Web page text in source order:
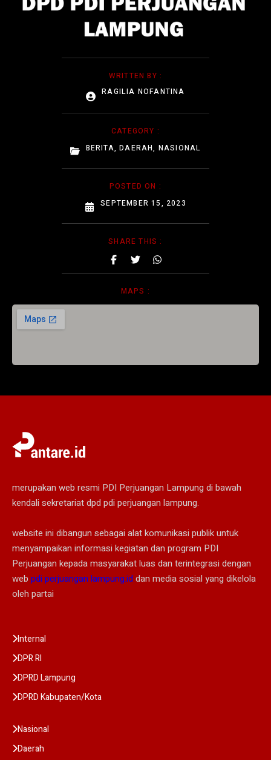
WRITTEN BY :
RAGILIA NOFANTINA
CATEGORY :
BERITA,DAERAH, NASIONAL
POSTED ON :
SEPTEMBER 15, 2023
SHARE THIS :
MAPS :
merupakan web resmi PDI Perjuangan Lampung di bawah
kendali sekretariat dpd pdi perjuangan lampung.
website ini dibangun sebagai alat komunikasi publik untuk
menyampaikan informasi kegiatan dan program PDI
Perjuangan kepada masyarakat luas dan terintegrasi dengan
web pdi perjuangan lampung.id dan media sosial yang dikelola
oleh partai
Internal
DPR RI
DPRD Lampung
DPRD Kabupaten/Kota
Nasional
Daerah